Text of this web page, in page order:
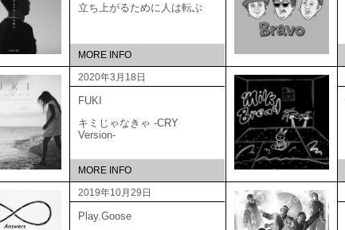
立ち上がるために人は転ぶ
MORE INFO
2020年3月18日
FUKI
キミじゃなきゃ -CRY
Version-
MORE INFO
2019年10月29日
Play.Goose